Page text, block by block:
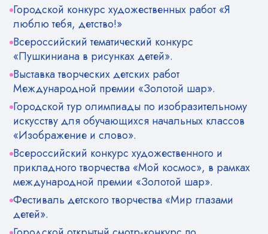
Городской конкурс художественных работ «Я
люблю тебя, детство!»
Всероссийский тематический конкурс
«Пушкиниана в рисунках детей».
Выставка творческих детских работ
Международной премии «Золотой шар».
Городской тур олимпиады по изобразительному
искусству для обучающихся начальных классов
«Изображение и слово».
Всероссийский конкурс художественного и
прикладного творчества «Мой космос», в рамках
международной премии «Золотой шар».
Фестиваль детского творчества «Мир глазами
детей».